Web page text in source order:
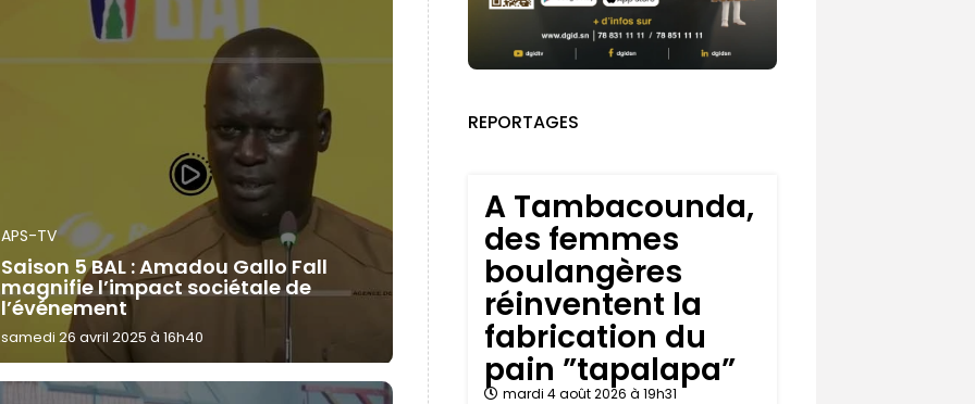
APS-TV
Saison 5 BAL : Amadou Gallo Fall
magnifie l’impact sociétale de
l’événement
samedi 26 avril 2025 à 16h40
REPORTAGES
A Tambacounda,
des femmes
boulangères
réinventent la
fabrication du
pain ”tapalapa”
mardi 4 août 2026 à 19h31